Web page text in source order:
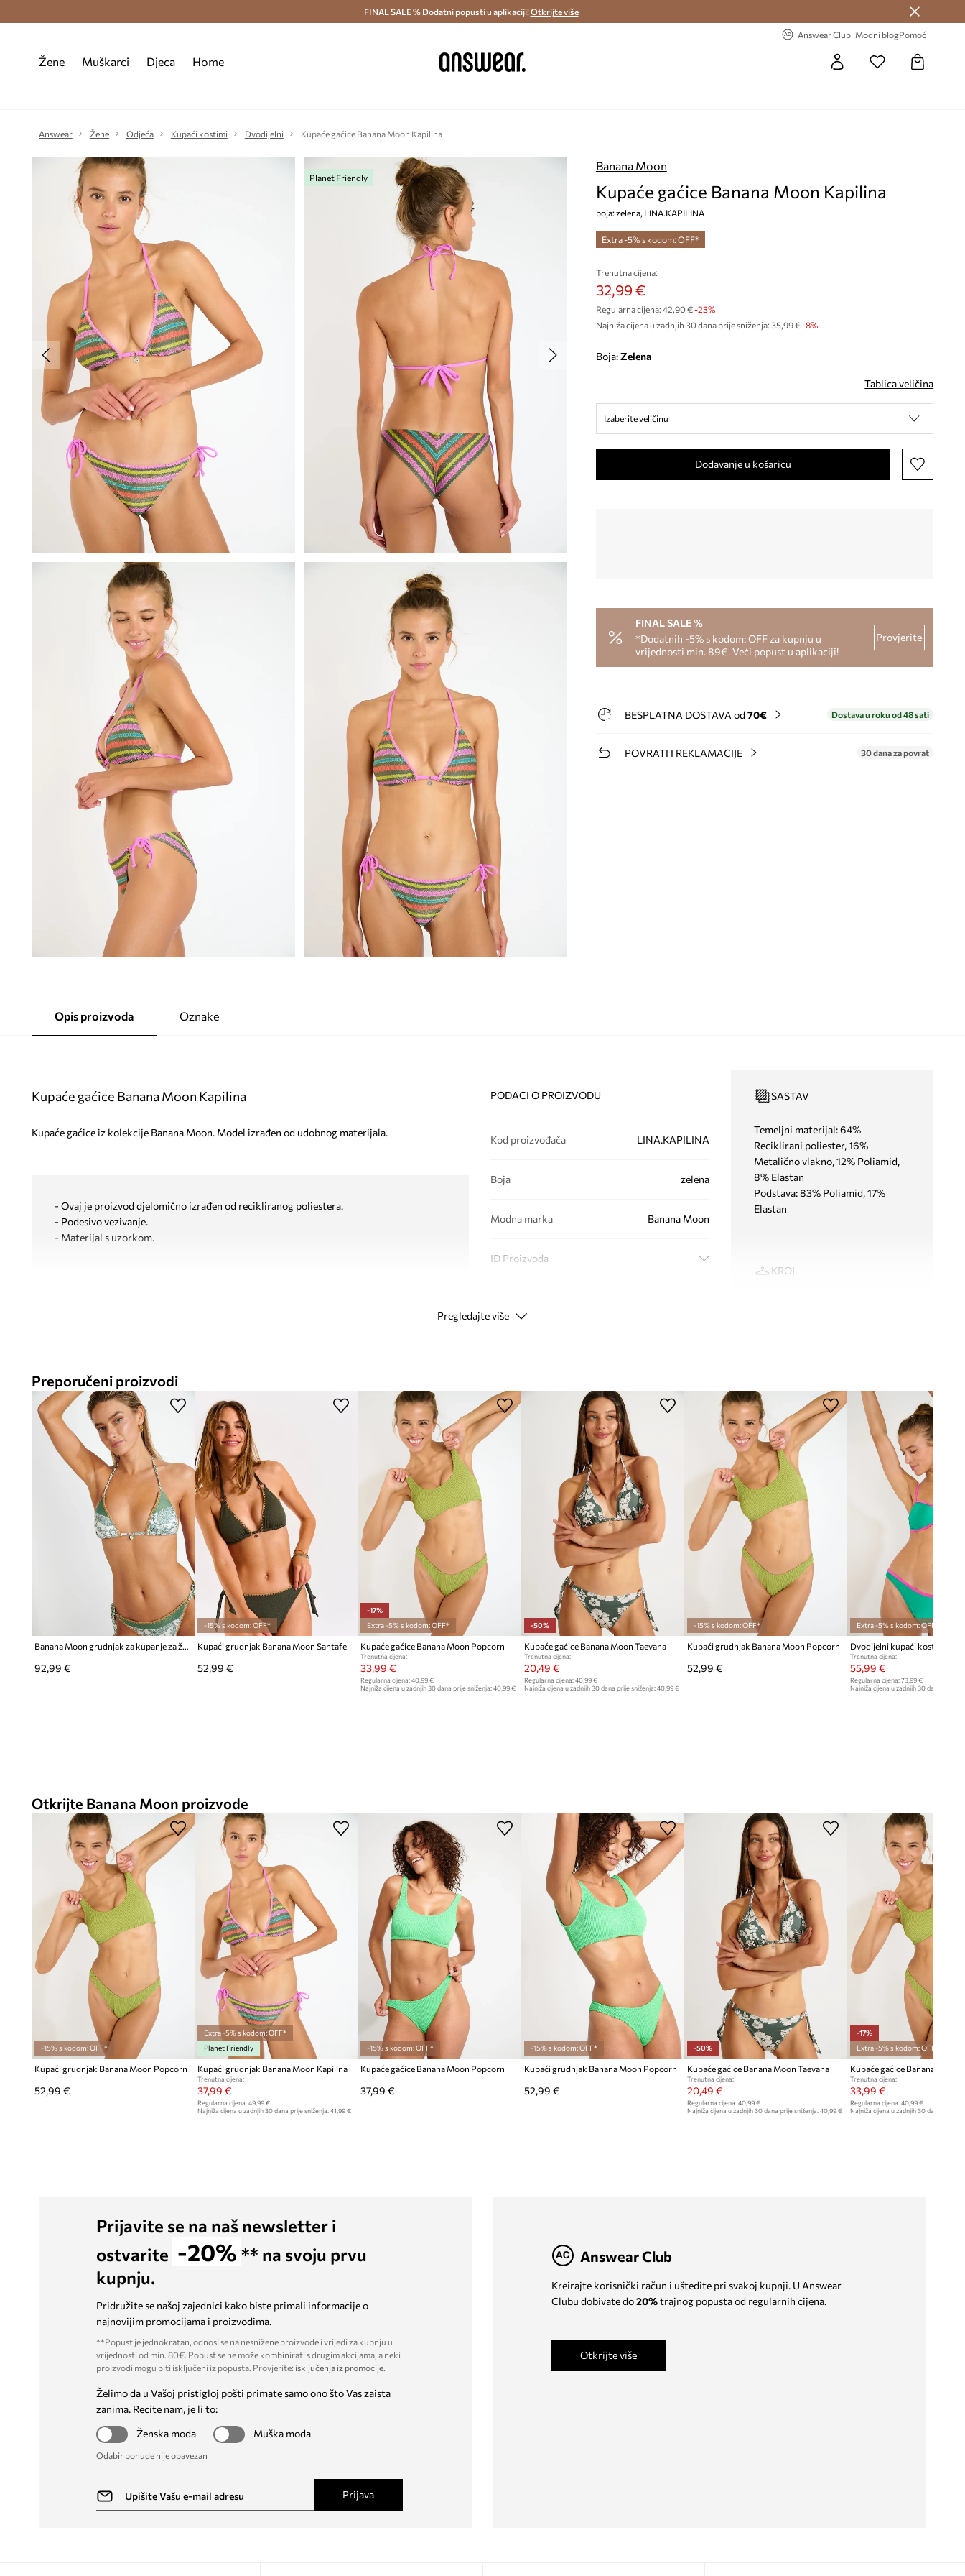
Besplatna dostava i povrat (od 70€) > Dostava u roku 48 sati >
FINAL SALE % Dodatni popusti u aplikaciji!Otkrijte više
Answear Club Modni blogPomoć
Žene Muškarci Djeca Home
Answear Žene Odjeća Kupaći kostimi Dvodijelni Kupaće gaćice Banana Moon Kapilina
Planet Friendly
Banana Moon
Kupaće gaćice Banana Moon Kapilina
boja: zelena, LINA.KAPILINA
Extra -5% s kodom: OFF*
Trenutna cijena:
32,99 €
Regularna cijena: 42,90 €-23%
Najniža cijena u zadnjih 30 dana prije sniženja: 35,99 € -8%
Boja: zelena
Tablica veličina
Izaberite veličinu
Dodavanje u košaricu
FINAL SALE %
*Dodatnih -5% s kodom: OFF za kupnju u
vrijednosti min. 89€. Veći popust u aplikaciji!
Provjerite
BESPLATNA DOSTAVA od 70€ Dostava u roku od 48 sati
POVRATI I REKLAMACIJE 30 dana za povrat
Opis proizvoda Oznake
Kupaće gaćice Banana Moon Kapilina
Kupaće gaćice iz kolekcije Banana Moon. Model izrađen od udobnog materijala.
- Ovaj je proizvod djelomično izrađen od recikliranog poliestera.
- Podesivo vezivanje.
- Materijal s uzorkom.
PODACI O PROIZVODU
Kod proizvođača LINA.KAPILINA
Boja zelena
Modna marka Banana Moon
ID Proizvoda
SASTAV
Temeljni materijal: 64%
Reciklirani poliester, 16%
Metalično vlakno, 12% Poliamid,
8% Elastan
Podstava: 83% Poliamid, 17%
Elastan
KROJ
Manja veličina
Preporučamo da odaberete veću veličinu
nego što inače nosite.
Tablica veličina
Pregledajte više
Preporučeni proizvodi
Banana Moon grudnjak za kupanje za žene Couture
92,99 €
-15% s kodom: OFF*
Kupaći grudnjak Banana Moon Santafe
52,99 €
-17%
Extra -5% s kodom: OFF*
Kupaće gaćice Banana Moon Popcorn
Trenutna cijena:
33,99 €
Regularna cijena: 40,99 €
Najniža cijena u zadnjih 30 dana prije sniženja: 40,99 €
-50%
Kupaće gaćice Banana Moon Taevana
Trenutna cijena:
20,49 €
Regularna cijena: 40,99 €
Najniža cijena u zadnjih 30 dana prije sniženja: 40,99 €
-15% s kodom: OFF*
Kupaći grudnjak Banana Moon Popcorn
52,99 €
Extra -5% s kodom: OFF*
Trenutna cijena:
55,99 €
Regularna cijena: 73,99 €
Najniža cijena u zadnjih 30 dana prije
Otkrijte Banana Moon proizvode
-15% s kodom: OFF*
Kupaći grudnjak Banana Moon Popcorn
52,99 €
Extra -5% s kodom: OFF*
Planet Friendly
Kupaći grudnjak Banana Moon Kapilina
Trenutna cijena:
37,99 €
Regularna cijena:49,99 €
Najniža cijena u zadnjih 30 dana prije sniženja:41,99 €
-15% s kodom: OFF*
Kupaće gaćice Banana Moon Popcorn
37,99 €
-15% s kodom: OFF*
Kupaći grudnjak Banana Moon Popcorn
52,99 €
-50%
Kupaće gaćice Banana Moon Taevana
Trenutna cijena:
20,49 €
Regularna cijena:40,99 €
Najniža cijena u zadnjih 30 dana prije sniženja:40,99 €
-17%
Extra -5% s kodom: OFF*
Kupaće gaćice Banana Moon
Trenutna cijena:
33,99 €
Regularna cijena: 40,99 €
Najniža cijena u zadnjih 30 dana prije
Prijavite se na naš newsletter i
ostvarite -20% ** na svoju prvu
kupnju.
Pridružite se našoj zajednici kako biste primali informacije o
najnovijim promocijama i proizvodima.
**Popust je jednokratan, odnosi se na nesnižene proizvode i vrijedi za kupnju u
vrijednosti od min. 80€. Popust se ne može kombinirati s drugim akcijama, a neki
proizvodi mogu biti isključeni iz popusta. Provjerite: isključenja iz promocije
Želimo da u Vašoj pristigloj pošti primate samo ono što Vas zaista
zanima. Recite nam, je li to:
Ženska moda
Muška moda
Odabir ponude nije obavezan
Prijava
Answear Club
Kreirajte korisnički račun i uštedite pri svakoj kupnji. U Answear
Clubu dobivate do20%trajnog popusta od regularnih cijena.
Otkrijte više